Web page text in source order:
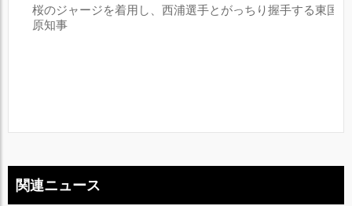
桜のジャージを着用し、西浦選手とがっちり握手する東国
原知事
関連ニュース